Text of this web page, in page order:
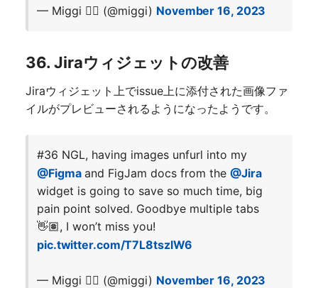
— Miggi ✌🏽 (@miggi) November 16, 2023
36. Jiraウィジェットの改善
Jiraウィジェット上でissue上に添付された画像ファ
イルがプレビューされるようになったようです。
#36 NGL, having images unfurl into my
@Figmaand FigJam docs from the@Jira
widget is going to save so much time, big
pain point solved. Goodbye multiple tabs
👋🏽, I won’t miss you!
pic.twitter.com/T7L8tszlW6
— Miggi ✌🏽 (@miggi) November 16, 2023